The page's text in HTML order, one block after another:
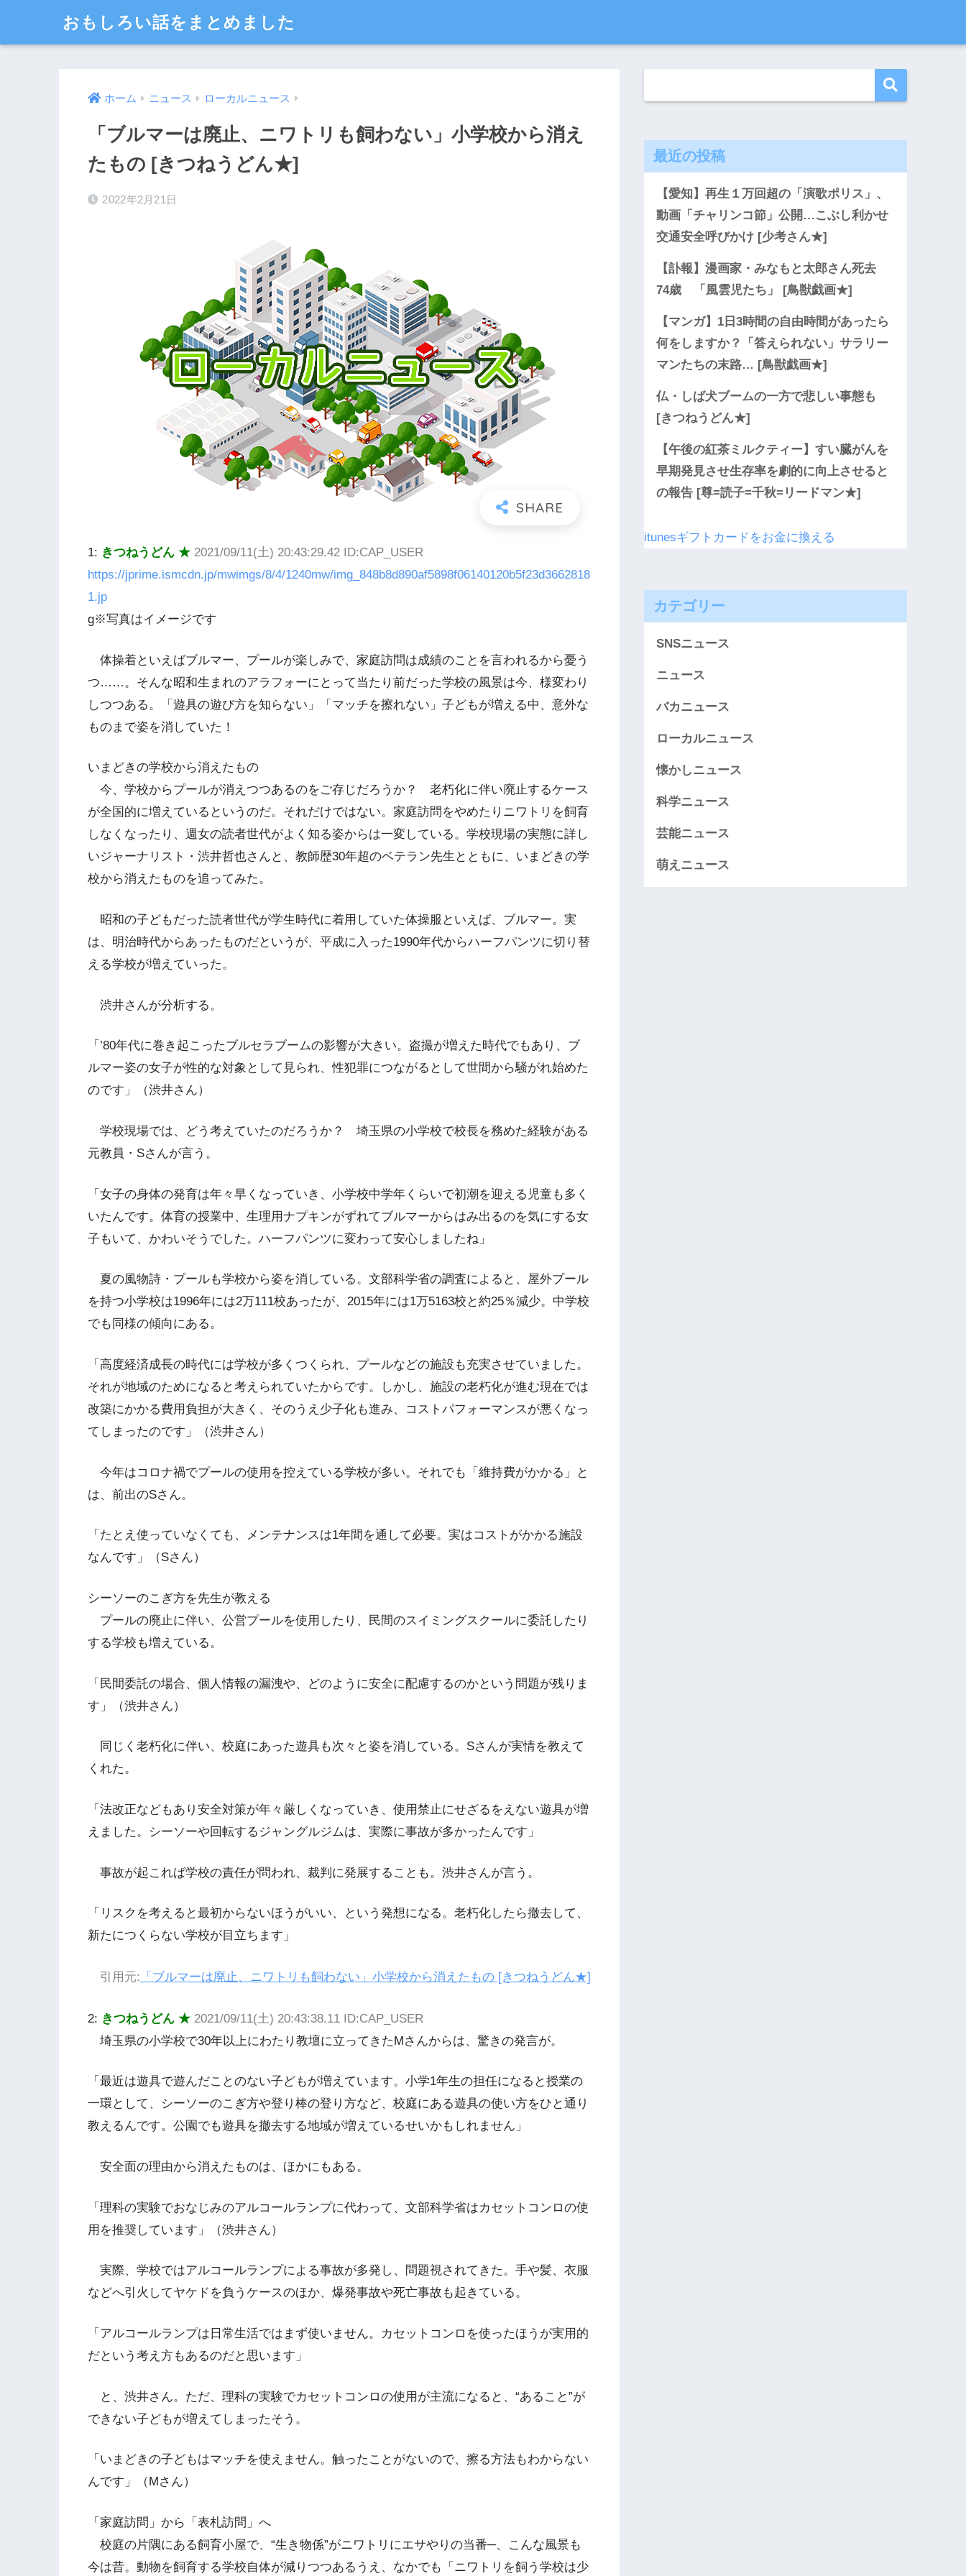
おもしろい話をまとめました
ホーム ニュース ローカルニュース
「ブルマーは廃止、ニワトリも飼わない」小学校から消え
たもの [きつねうどん★]
2022年2月21日
1: きつねうどん ★ 2021/09/11(土) 20:43:29.42 ID:CAP_USER
https://jprime.ismcdn.jp/mwimgs/8/4/1240mw/img_848b8d890af5898f06140120b5f23d3662818
1.jp
g※写真はイメージです
体操着といえばブルマー、プールが楽しみで、家庭訪問は成績のことを言われるから憂う
つ……。そんな昭和生まれのアラフォーにとって当たり前だった学校の風景は今、様変わり
しつつある。「遊具の遊び方を知らない」「マッチを擦れない」子どもが増える中、意外な
ものまで姿を消していた！
いまどきの学校から消えたもの
今、学校からプールが消えつつあるのをご存じだろうか？ 老朽化に伴い廃止するケース
が全国的に増えているというのだ。それだけではない。家庭訪問をやめたりニワトリを飼育
しなくなったり、週女の読者世代がよく知る姿からは一変している。学校現場の実態に詳し
いジャーナリスト・渋井哲也さんと、教師歴30年超のベテラン先生とともに、いまどきの学
校から消えたものを追ってみた。
昭和の子どもだった読者世代が学生時代に着用していた体操服といえば、ブルマー。実
は、明治時代からあったものだというが、平成に入った1990年代からハーフパンツに切り替
える学校が増えていった。
渋井さんが分析する。
「’80年代に巻き起こったブルセラブームの影響が大きい。盗撮が増えた時代でもあり、ブ
ルマー姿の女子が性的な対象として見られ、性犯罪につながるとして世間から騒がれ始めた
のです」（渋井さん）
学校現場では、どう考えていたのだろうか？ 埼玉県の小学校で校長を務めた経験がある
元教員・Sさんが言う。
「女子の身体の発育は年々早くなっていき、小学校中学年くらいで初潮を迎える児童も多く
いたんです。体育の授業中、生理用ナプキンがずれてブルマーからはみ出るのを気にする女
子もいて、かわいそうでした。ハーフパンツに変わって安心しましたね」
夏の風物詩・プールも学校から姿を消している。文部科学省の調査によると、屋外プール
を持つ小学校は1996年には2万111校あったが、2015年には1万5163校と約25％減少。中学校
でも同様の傾向にある。
「高度経済成長の時代には学校が多くつくられ、プールなどの施設も充実させていました。
それが地域のためになると考えられていたからです。しかし、施設の老朽化が進む現在では
改築にかかる費用負担が大きく、そのうえ少子化も進み、コストパフォーマンスが悪くなっ
てしまったのです」（渋井さん）
今年はコロナ禍でプールの使用を控えている学校が多い。それでも「維持費がかかる」と
は、前出のSさん。
「たとえ使っていなくても、メンテナンスは1年間を通して必要。実はコストがかかる施設
なんです」（Sさん）
シーソーのこぎ方を先生が教える
プールの廃止に伴い、公営プールを使用したり、民間のスイミングスクールに委託したり
する学校も増えている。
「民間委託の場合、個人情報の漏洩や、どのように安全に配慮するのかという問題が残りま
す」（渋井さん）
同じく老朽化に伴い、校庭にあった遊具も次々と姿を消している。Sさんが実情を教えて
くれた。
「法改正などもあり安全対策が年々厳しくなっていき、使用禁止にせざるをえない遊具が増
えました。シーソーや回転するジャングルジムは、実際に事故が多かったんです」
事故が起これば学校の責任が問われ、裁判に発展することも。渋井さんが言う。
「リスクを考えると最初からないほうがいい、という発想になる。老朽化したら撤去して、
新たにつくらない学校が目立ちます」
引用元: 「ブルマーは廃止、ニワトリも飼わない」小学校から消えたもの [きつねうどん★]
2: きつねうどん ★ 2021/09/11(土) 20:43:38.11 ID:CAP_USER
埼玉県の小学校で30年以上にわたり教壇に立ってきたMさんからは、驚きの発言が。
「最近は遊具で遊んだことのない子どもが増えています。小学1年生の担任になると授業の
一環として、シーソーのこぎ方や登り棒の登り方など、校庭にある遊具の使い方をひと通り
教えるんです。公園でも遊具を撤去する地域が増えているせいかもしれません」
安全面の理由から消えたものは、ほかにもある。
「理科の実験でおなじみのアルコールランプに代わって、文部科学省はカセットコンロの使
用を推奨しています」（渋井さん）
実際、学校ではアルコールランプによる事故が多発し、問題視されてきた。手や髪、衣服
などへ引火してヤケドを負うケースのほか、爆発事故や死亡事故も起きている。
「アルコールランプは日常生活ではまず使いません。カセットコンロを使ったほうが実用的
だという考え方もあるのだと思います」
と、渋井さん。ただ、理科の実験でカセットコンロの使用が主流になると、“あること”が
できない子どもが増えてしまったそう。
「いまどきの子どもはマッチを使えません。触ったことがないので、擦る方法もわからない
んです」（Mさん）
「家庭訪問」から「表札訪問」へ
校庭の片隅にある飼育小屋で、“生き物係”がニワトリにエサやりの当番─、こんな風景も
今は昔。動物を飼育する学校自体が減りつつあるうえ、なかでも「ニワトリを飼う学校は少
最近の投稿
【愛知】再生１万回超の「演歌ポリス」、
動画「チャリンコ節」公開…こぶし利かせ
交通安全呼びかけ [少考さん★]
【訃報】漫画家・みなもと太郎さん死去
74歳 「風雲児たち」 [鳥獣戯画★]
【マンガ】1日3時間の自由時間があったら
何をしますか？「答えられない」サラリー
マンたちの末路… [鳥獣戯画★]
仏・しば犬ブームの一方で悲しい事態も
[きつねうどん★]
【午後の紅茶ミルクティー】すい臓がんを
早期発見させ生存率を劇的に向上させると
の報告 [尊=読子=千秋=リードマン★]
itunesギフトカードをお金に換える
カテゴリー
SNSニュース
ニュース
バカニュース
ローカルニュース
懐かしニュース
科学ニュース
芸能ニュース
萌えニュース